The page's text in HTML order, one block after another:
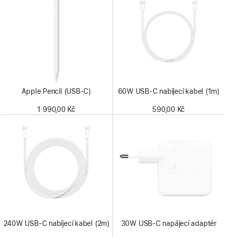
Apple Pencil (USB‑C)
1 990,00 Kč
60W USB‑C nabíjecí kabel (1m)
590,00 Kč
240W USB‑C nabíjecí kabel (2m) 30W USB‑C napájecí adaptér